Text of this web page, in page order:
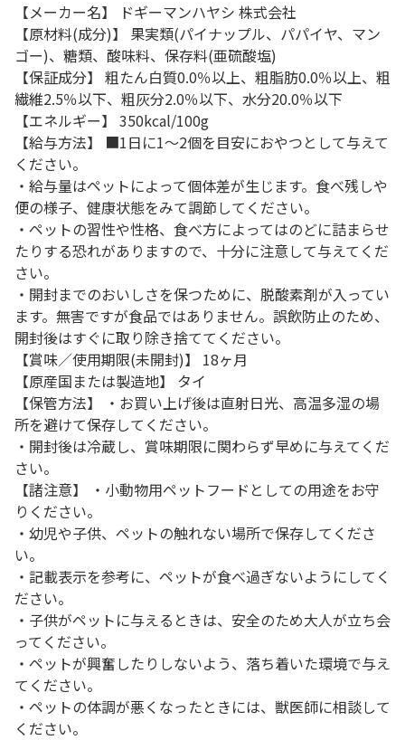
【メーカー名】 ドギーマンハヤシ 株式会社
【原材料(成分)】 果実類(パイナップル、パパイヤ、マン
ゴー)、糖類、酸味料、保存料(亜硫酸塩)
【保証成分】 粗たん白質0.0％以上、粗脂肪0.0％以上、粗
繊維2.5％以下、粗灰分2.0％以下、水分20.0％以下
【エネルギー】 350kcal/100g
【給与方法】 ■1日に1～2個を目安におやつとして与えて
ください。
・給与量はペットによって個体差が生じます。食べ残しや
便の様子、健康状態をみて調節してください。
・ペットの習性や性格、食べ方によってはのどに詰まらせ
たりする恐れがありますので、十分に注意して与えてくだ
さい。
・開封までのおいしさを保つために、脱酸素剤が入ってい
ます。無害ですが食品ではありません。誤飲防止のため、
開封後はすぐに取り除き捨ててください。
【賞味／使用期限(未開封)】 18ヶ月
【原産国または製造地】 タイ
【保管方法】 ・お買い上げ後は直射日光、高温多湿の場
所を避けて保存してください。
・開封後は冷蔵し、賞味期限に関わらず早めに与えてくだ
さい。
【諸注意】 ・小動物用ペットフードとしての用途をお守
りください。
・幼児や子供、ペットの触れない場所で保存してくださ
い。
・記載表示を参考に、ペットが食べ過ぎないようにしてく
ださい。
・子供がペットに与えるときは、安全のため大人が立ち会
ってください。
・ペットが興奮したりしないよう、落ち着いた環境で与え
てください。
・ペットの体調が悪くなったときには、獣医師に相談して
ください。